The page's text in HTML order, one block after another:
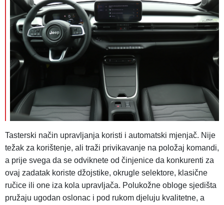
Tasterski način upravljanja koristi i automatski mjenjač. Nije
težak za korištenje, ali traži privikavanje na položaj komandi,
a prije svega da se odviknete od činjenice da konkurenti za
ovaj zadatak koriste džojstike, okrugle selektore, klasične
ručice ili one iza kola upravljača. Polukožne obloge sjedišta
pružaju ugodan oslonac i pod rukom djeluju kvalitetne, a